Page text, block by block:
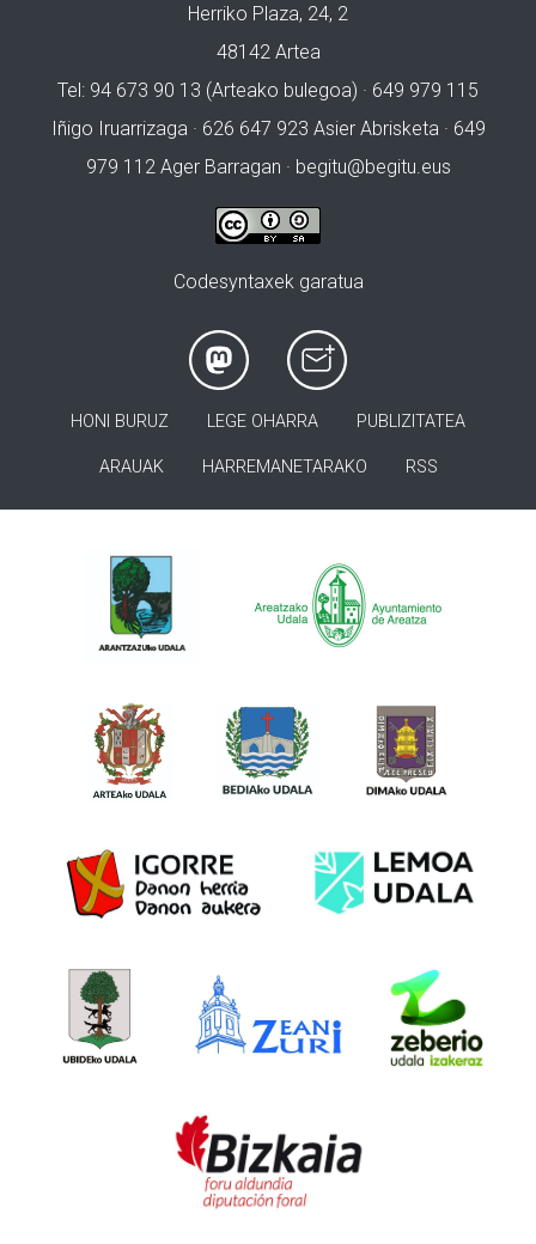
Herriko Plaza, 24, 2
48142 Artea
Tel: 94 673 90 13 (Arteako bulegoa) · 649 979 115
Iñigo Iruarrizaga · 626 647 923 Asier Abrisketa · 649
979 112 Ager Barragan · begitu@begitu.eus
Codesyntaxek garatua
HONI BURUZ LEGE OHARRA PUBLIZITATEA
ARAUAK HARREMANETARAKO RSS